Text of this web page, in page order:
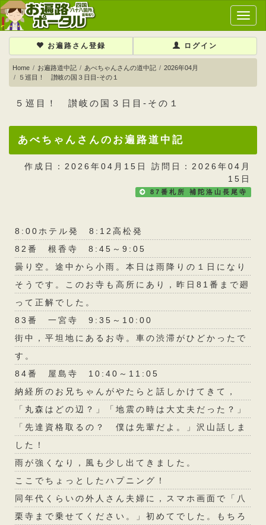
メ
イ
メ
お遍路さん登録 ログイン
Home お遍路道中記 あべちゃんさんの道中記
2026年04月
５巡目！ 讃岐の国３日目-その１
５巡目！ 讃岐の国３日目-その１
あべちゃんさんのお遍路道中記
作成日：2026年04月15日 訪問日：2026年04月
15日
87番札所 補陀洛山長尾寺
8:00ホテル発 8:12高松発
82番 根香寺 8:45～9:05
曇り空。途中から小雨。本日は雨降りの１日になり
そうです。このお寺も高所にあり，昨日81番まで廻
って正解でした。
83番 一宮寺 9:35～10:00
街中，平坦地にあるお寺。車の渋滞がひどかったで
す。
84番 屋島寺 10:40～11:05
納経所のお兄ちゃんがやたらと話しかけてきて，
「丸森はどの辺？」「地震の時は大丈夫だった？」
「先達資格取るの？ 僕は先輩だよ。」沢山話しま
した！
雨が強くなり，風も少し出てきました。
ここでちょっとしたハプニング！
同年代くらいの外人さん夫婦に，スマホ画面で「八
栗寺まで乗せてください。」初めてでした。もちろ